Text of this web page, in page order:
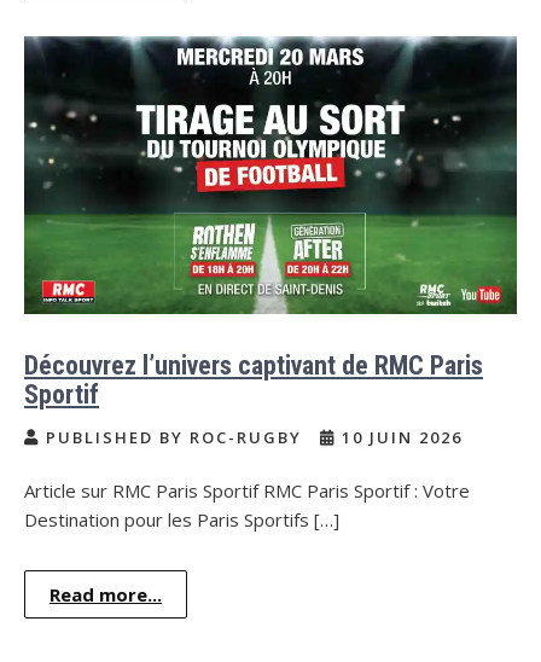
Découvrez l’univers captivant de RMC Paris
Sportif
PUBLISHED BY ROC-RUGBY 10 JUIN 2026
Article sur RMC Paris Sportif RMC Paris Sportif : Votre
Destination pour les Paris Sportifs […]
Read more...